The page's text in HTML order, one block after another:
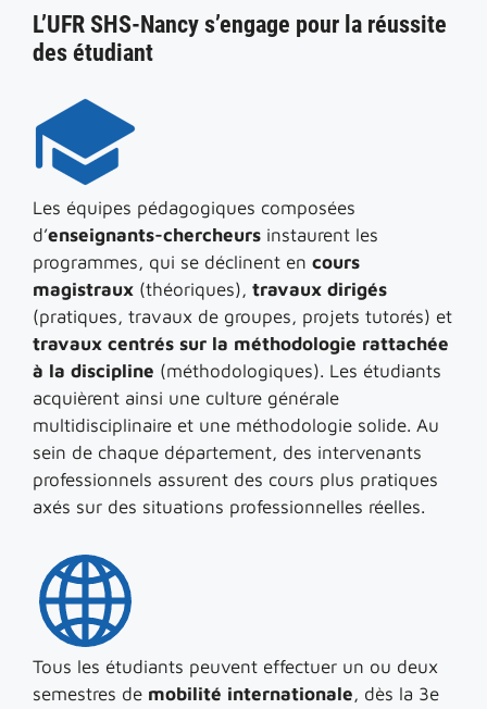
L’UFR SHS-Nancy s’engage pour la réussite
des étudiant
Les équipes pédagogiques composées
d’enseignants-chercheurs instaurent les
programmes, qui se déclinent en cours
magistraux (théoriques), travaux dirigés
(pratiques, travaux de groupes, projets tutorés) et
travaux centrés sur la méthodologie rattachée
à la discipline (méthodologiques). Les étudiants
acquièrent ainsi une culture générale
multidisciplinaire et une méthodologie solide. Au
sein de chaque département, des intervenants
professionnels assurent des cours plus pratiques
axés sur des situations professionnelles réelles.
Tous les étudiants peuvent effectuer un ou deux
semestres de mobilité internationale, dès la 3e